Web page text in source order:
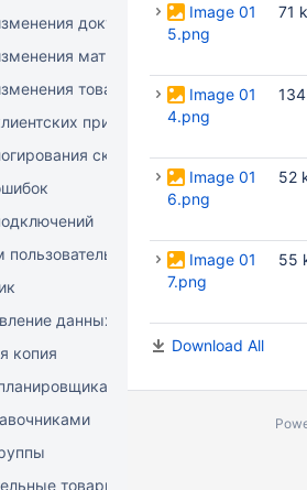
документов
матриц
товаров
приложений
сканирований штрихкодов
логирования
данных
копия
товарные группы
Image 01
5.png
71
Image 01
4.png
Image 01
6.png
52
Image 01
7.png
55
Download All